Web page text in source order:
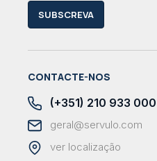
SUBSCREVA
CONTACTE-NOS
(+351) 210 933 000
geral@servulo.com
ver localização